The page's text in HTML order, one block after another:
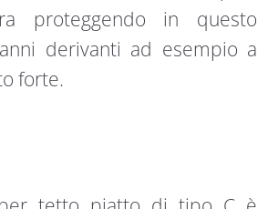
proteggendo in questo
derivanti ad esempio a
forte.